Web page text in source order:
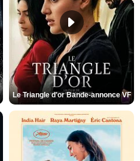
Le Triangle d'or Bande-annonce VF